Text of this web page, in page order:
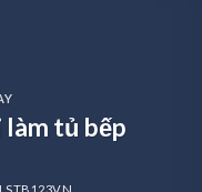
làm tủ bếp